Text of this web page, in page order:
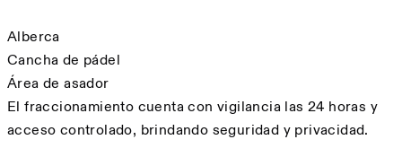
Alberca
Cancha de pádel
Área de asador
El fraccionamiento cuenta con vigilancia las 24 horas y
acceso controlado, brindando seguridad y privacidad.